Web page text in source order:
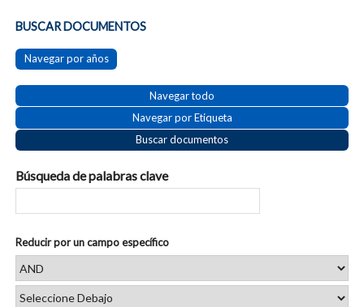
BUSCAR DOCUMENTOS
Navegar por años
Navegar todo
Navegar por Etiqueta
Buscar documentos
Búsqueda de palabras clave
Reducir por un campo específico